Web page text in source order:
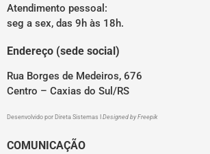
Atendimento pessoal:
seg a sex, das 9h às 18h.
Endereço (sede social)
Rua Borges de Medeiros, 676
Centro – Caxias do Sul/RS
Desenvolvido por Direta Sistemas Designed by Freepik
COMUNICAÇÃO